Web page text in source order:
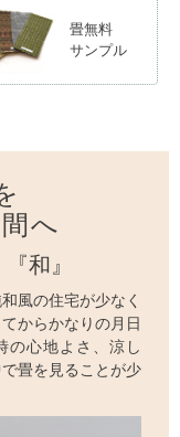
畳無料
サンプル
へ
和』
風の住宅が少なく
からかなりの月日
の心地よさ、涼し
畳を見ることが少